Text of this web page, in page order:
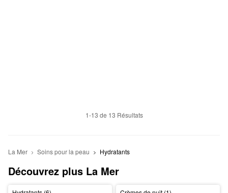
1-13 de 13 Résultats
La Mer Soins pour la peau Hydratants
Découvrez plus La Mer